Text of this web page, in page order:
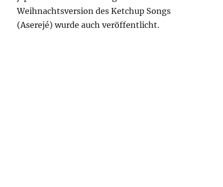
Weihnachtsversion des Ketchup Songs
(Aserejé) wurde auch veröffentlicht.